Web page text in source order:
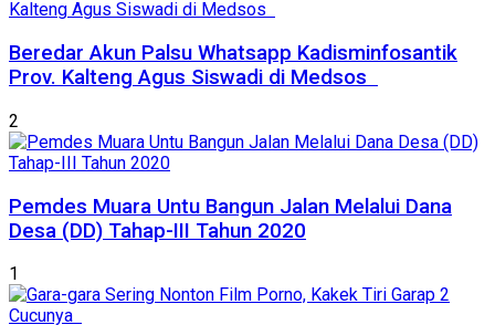
Beredar Akun Palsu Whatsapp Kadisminfosantik
Prov. Kalteng Agus Siswadi di Medsos
2
Pemdes Muara Untu Bangun Jalan Melalui Dana
Desa (DD) Tahap-III Tahun 2020
1